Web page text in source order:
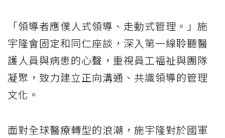
「領導者應僕人式領導、走動式管理。」施
宇隆會固定和同仁座談，深入第一線聆聽醫
護人員與病患的心聲，重視員工福祉與團隊
凝聚，致力建立正向溝通、共識領導的管理
文化。
面對全球醫療轉型的浪潮，施宇隆對於國軍